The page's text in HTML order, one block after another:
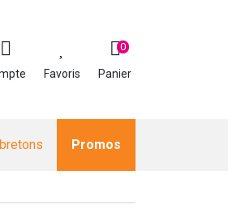
Favoris Panier
0
Promos